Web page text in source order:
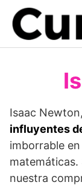
Saltar
contenido
Isaac Newton,
influyentes
imborrable
matemáticas.
nuestra